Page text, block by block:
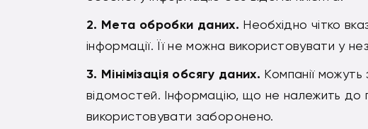
Мета обробки даних. Необхідно чітко
інформації. Її не можна використовувати у
Мінімізація обсягу даних. Компанії можуть
відомостей. Інформацію, що не належить до
використовувати заборонено.